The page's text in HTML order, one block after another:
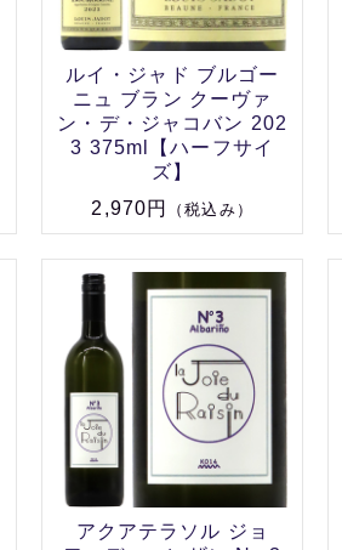
ルイ・ジャド ブルゴー
ニュ ブラン クーヴァ
ン・デ・ジャコバン 202
3 375ml【ハーフサイ
ズ】
2,970円
（税込み）
アクアテラソル ジョ